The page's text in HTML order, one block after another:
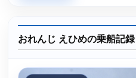
おれんじ えひめの乗船記録